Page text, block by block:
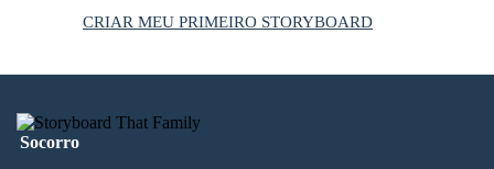
CRIAR MEU PRIMEIRO STORYBOARD
Socorro